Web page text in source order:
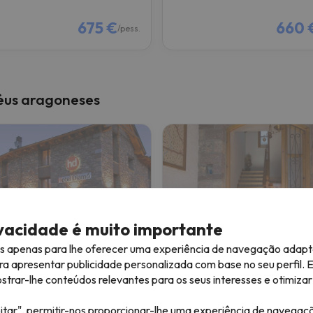
675 €/pess. 660
aragoneses
de Sos
Casa Francho
Laspaúles
57 comentários
é muito importante
apenas para lhe oferecer uma experiência de navegação
apresentar publicidade personalizada com base no seu perfil.
lhe conteúdos relevantes para os seus interesses e
permitir-nos proporcionar-lhe uma experiência de